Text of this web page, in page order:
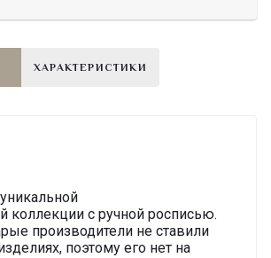
ХАРАКТЕРИСТИКИ
коллекции с ручной росписью.
производители не ставили
поэтому его нет на